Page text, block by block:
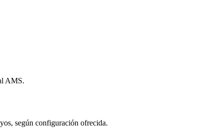
AMS.
según configuración ofrecida.